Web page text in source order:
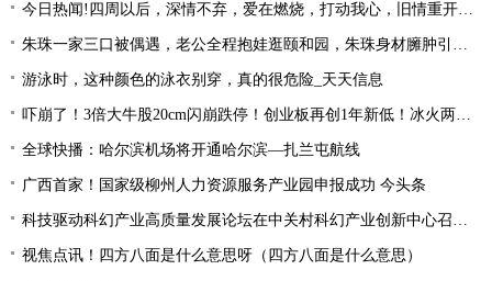
今日热闻!四周以后，深情不弃，爱在燃烧，打动我心，旧情重开，终相拥复合
朱珠一家三口被偶遇，老公全程抱娃逛颐和园，朱珠身材臃肿引争议_天天热推荐
游泳时，这种颜色的泳衣别穿，真的很危险_天天信息
吓崩了！3倍大牛股20cm闪崩跌停！创业板再创1年新低！冰火两重天行情，该如何把握？ 今日快讯
全球快播：哈尔滨机场将开通哈尔滨—扎兰屯航线
广西首家！国家级柳州人力资源服务产业园申报成功 今头条
科技驱动科幻产业高质量发展论坛在中关村科幻产业创新中心召开 天天通讯
视焦点讯！四方八面是什么意思呀（四方八面是什么意思）